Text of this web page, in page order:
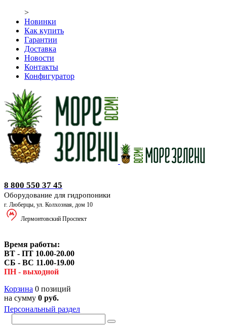
>
Новинки
Как купить
Гарантии
Доставка
Новости
Контакты
Конфигуратор
8 800 550 37 45
Оборудование для гидропоники
г. Люберцы, ул. Колхозная, дом 10
Лермонтовский Проспект
Время работы:
ВТ - ПТ 10.00-20.00
СБ - ВС 11.00-19.00
ПН - выходной
Корзина 0 позиций
на сумму 0 руб.
Персональный раздел